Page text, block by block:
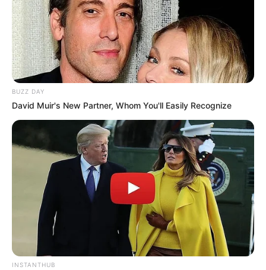
BUZZ DAY
David Muir's New Partner, Whom You'll Easily Recognize
INSTANTHUB